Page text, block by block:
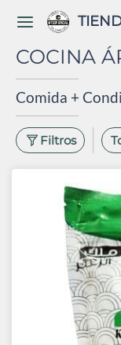
COCINA
Comida +
Filtros